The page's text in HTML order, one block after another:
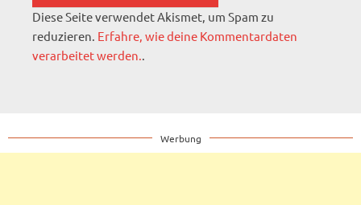
Diese Seite verwendet Akismet, um Spam zu
reduzieren. Erfahre, wie deine Kommentardaten
verarbeitet werden..
Werbung